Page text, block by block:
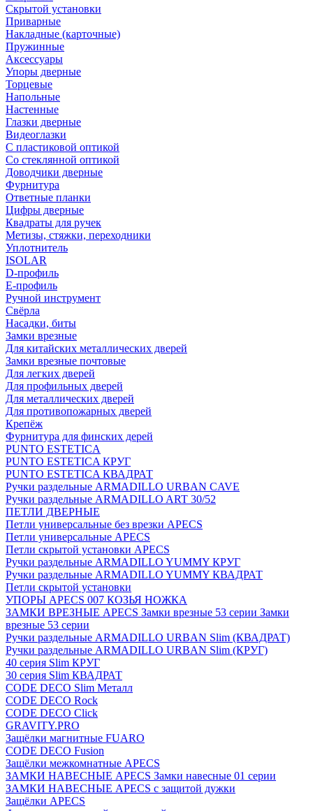
Скрытой установки
Приварные
Накладные (карточные)
Пружинные
Аксессуары
Упоры дверные
Торцевые
Напольные
Настенные
Глазки дверные
Видеоглазки
С пластиковой оптикой
Со стеклянной оптикой
Доводчики дверные
Фурнитура
Ответные планки
Цифры дверные
Квадраты для ручек
Метизы, стяжки, переходники
Уплотнитель
ISOLAR
D-профиль
Е-профиль
Ручной инструмент
Свёрла
Насадки, биты
Замки врезные
Для китайских металлических дверей
Замки врезные почтовые
Для легких дверей
Для профильных дверей
Для металлических дверей
Для противопожарных дверей
Крепёж
Фурнитура для финских дерей
PUNTO ESTETICA
PUNTO ESTETICA КРУГ
PUNTO ESTETICA КВАДРАТ
Ручки раздельные ARMADILLO URBAN CAVE
Ручки раздельные ARMADILLO ART 30/52
ПЕТЛИ ДВЕРНЫЕ
Петли универсальные без врезки APECS
Петли универсальные APECS
Петли скрытой установки APECS
Ручки раздельные ARMADILLO YUMMY КРУГ
Ручки раздельные ARMADILLO YUMMY КВАДРАТ
Петли скрытой установки
УПОРЫ APECS 007 КОЗЬЯ НОЖКА
ЗАМКИ ВРЕЗНЫЕ APECS Замки врезные 53 серии Замки
врезные 53 серии
Ручки раздельные ARMADILLO URBAN Slim (КВАДРАТ)
Ручки раздельные ARMADILLO URBAN Slim (КРУГ)
40 серия Slim КРУГ
30 серия Slim КВАДРАТ
CODE DECO Slim Металл
CODE DECO Rock
CODE DECO Click
GRAVITY.PRO
Защёлки магнитные FUARO
CODE DECO Fusion
Защёлки межкомнатные APECS
ЗАМКИ НАВЕСНЫЕ APECS Замки навесные 01 серии
ЗАМКИ НАВЕСНЫЕ APECS с защитой дужки
Защёлки APECS